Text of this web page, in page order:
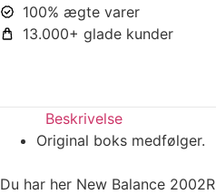
100% ægte varer
13.000+ glade kunder
Beskrivelse
Original boks medfølger.
Du har her New Balance